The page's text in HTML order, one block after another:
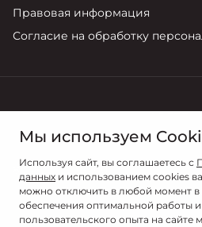
Правовая информация
Согласие на обработку
8 (3822) 22 06 00
Мы используем
Используя сайт, вы соглашаетесь с
данных и использованием cookies
можно отключить в любой момент в
обеспечения оптимальной работы
пользовательского опыта на сайте